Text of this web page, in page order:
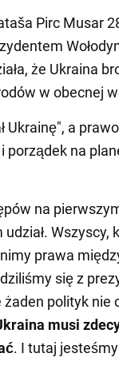
Pirc Musar
że Ukraina
w obecnej
Ukrainę", a
na
na
prawa
się z
żaden polityk nie
musi
. I tutaj